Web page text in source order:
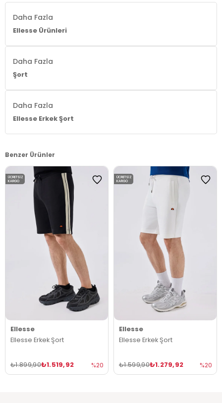
Daha Fazla
Ellesse Ürünleri
Daha Fazla
Şort
Daha Fazla
Ellesse Erkek Şort
Benzer Ürünler
Ellesse
Ellesse Erkek Şort
₺1.519,92
₺1.899,90 %20
ÜCRETSIZ
KARGO
Ellesse
Ellesse Erkek Şort
₺1.279,92
₺1.599,90 %20
ÜCRETSIZ
KARGO